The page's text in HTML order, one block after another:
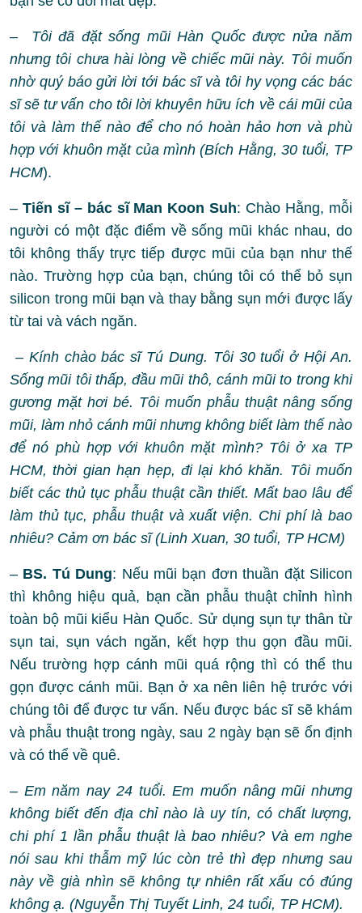
–
Tôi đã đặt sống mũi Hàn Quốc được nửa năm
nhưng tôi chưa hài lòng về chiếc mũi này. Tôi muốn
nhờ quý báo gửi lời tới bác sĩ và tôi hy vọng các bác
sĩ sẽ tư vấn cho tôi lời khuyên hữu ích về cái mũi của
tôi và làm thế nào để cho nó hoàn hảo hơn và phù
hợp với khuôn mặt của mình (Bích Hằng, 30 tuổi, TP
HCM).
– Tiến sĩ – bác sĩ Man Koon Suh: Chào Hằng, mỗi
người có một đặc điểm về sống mũi khác nhau, do
tôi không thấy trực tiếp được mũi của bạn như thế
nào. Trường hợp của bạn, chúng tôi có thể bỏ sụn
silicon trong mũi bạn và thay bằng sụn mới được lấy
từ tai và vách ngăn.
– Kính chào bác sĩ Tú Dung. Tôi 30 tuổi ở Hội An.
Sống mũi tôi thấp, đầu mũi thô, cánh mũi to trong khi
gương mặt hơi bé. Tôi muốn phẫu thuật nâng sống
mũi, làm nhỏ cánh mũi nhưng không biết làm thế nào
để nó phù hợp với khuôn mặt mình? Tôi ở xa TP
HCM, thời gian hạn hẹp, đi lại khó khăn. Tôi muốn
biết các thủ tục phẫu thuật cần thiết. Mất bao lâu để
làm thủ tục, phẫu thuật và xuất viện. Chi phí là bao
nhiêu? Cảm ơn bác sĩ (Linh Xuan, 30 tuổi, TP HCM)
– BS. Tú Dung: Nếu mũi bạn đơn thuần đặt Silicon
thì không hiệu quả, bạn cần phẫu thuật chỉnh hình
toàn bộ mũi kiểu Hàn Quốc. Sử dụng sụn tự thân từ
sụn tai, sụn vách ngăn, kết hợp thu gọn đầu mũi.
Nếu trường hợp cánh mũi quá rộng thì có thể thu
gọn được cánh mũi. Bạn ở xa nên liên hệ trước với
chúng tôi để được tư vấn. Nếu được bác sĩ sẽ khám
và phẫu thuật trong ngày, sau 2 ngày bạn sẽ ổn định
và có thể về quê.
– Em năm nay 24 tuổi. Em muốn nâng mũi nhưng
không biết đến địa chỉ nào là uy tín, có chất lượng,
chi phí 1 lần phẫu thuật là bao nhiêu? Và em nghe
nói sau khi thẫm mỹ lúc còn trẻ thì đẹp nhưng sau
này về già nhìn sẽ không tự nhiên rất xấu có đúng
không ạ. (Nguyễn Thị Tuyết Linh, 24 tuổi, TP HCM).